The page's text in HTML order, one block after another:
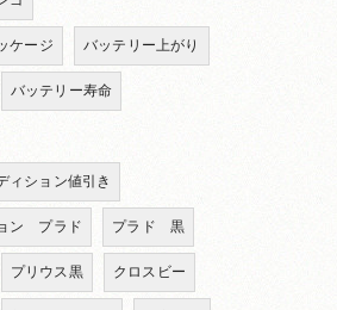
ケージ バッテリー上がり
バッテリー寿命
ィション値引き
ン プラド プラド 黒
プリウス黒 クロスビー